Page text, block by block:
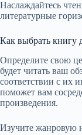
Наслаждайтесь
литературные
Как выбрать книгу
Определите свою
будет читать ваш
соответствии с их
поможет вам
произведения.
Изучите жанровую